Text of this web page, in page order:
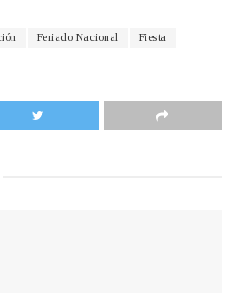
Feriado Nacional Fiesta